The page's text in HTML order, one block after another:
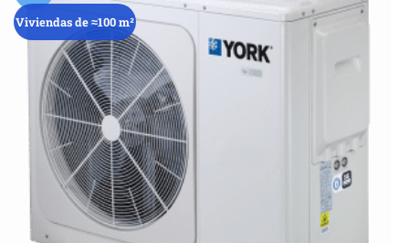
Viviendas de ≈100 m²